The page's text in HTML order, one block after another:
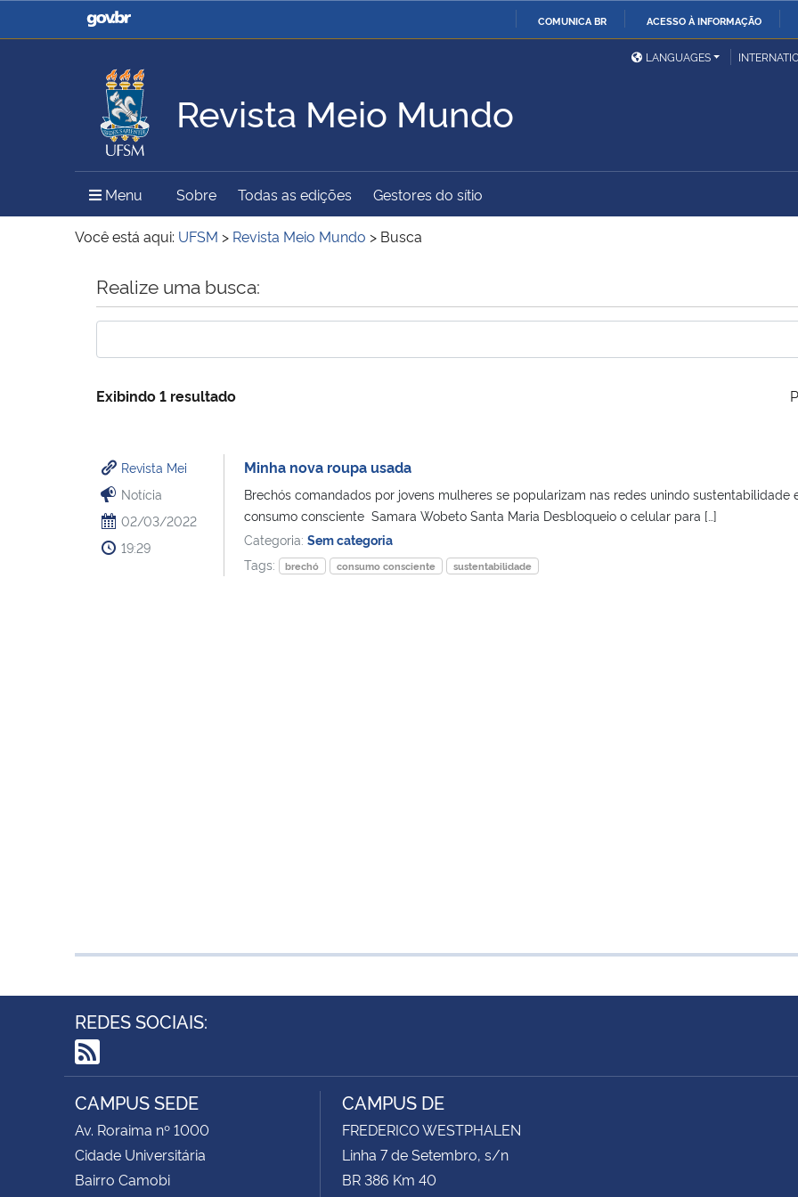
COMUNICA BR ACESSO À INFORMAÇÃO
Casa Civil
Ministério da Justiça e
Ministério da Defesa
Ministério das Relações
Exteriores
Ministério da Agricultura,
Pecuária e Abastecimento
Ministério da Educação Ministério da Cidadania
Ministério do Meio Ambiente Ministério do Turismo
Ministério do
LANGUAGES
Revista Meio Mundo
Menu Menu Principal do Sítio
Sobre Todas as edições Gestores do sítio
Você está aqui: UFSM > Revista Meio Mundo > Busca
Início do conteúdo
Realize uma busca:
Exibindo 1 resultado
Revista Mei
Notícia
02/03/2022
19:29
Minha nova roupa usada
Brechós comandados por jovens mulheres se popularizam nas redes unindo sustentabilidade
consumo consciente Samara Wobeto Santa Maria Desbloqueio o celular para […]
Categoria: Sem categoria
Tags:
brechó consumo consciente sustentabilidade
REDES SOCIAIS:
RSS
CAMPUS SEDE
Av. Roraima nº 1000
Cidade Universitária
Bairro Camobi
CAMPUS DE
FREDERICO WESTPHALEN
Linha 7 de Setembro, s/n
BR 386 Km 40